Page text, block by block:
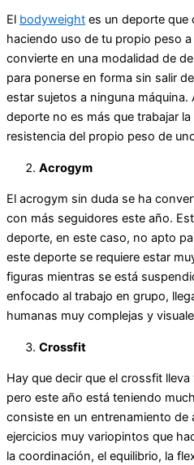
El bodyweight es un deporte que
haciendo uso de tu propio peso
convierte en una modalidad de
para ponerse en forma sin salir
estar sujetos a ninguna máquina.
deporte no es más que trabajar
resistencia del propio peso de
Acrogym
El acrogym sin duda se ha
con más seguidores este año.
deporte, en este caso, no apto
este deporte se requiere estar
figuras mientras se está
enfocado al trabajo en grupo,
humanas muy complejas y
Crossfit
Hay que decir que el crossfit
pero este año está teniendo
consiste en un entrenamiento de
ejercicios muy variopintos que
la coordinación, el equilibrio, la